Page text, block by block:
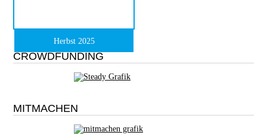
Herbst 2025
CROWDFUNDING
MITMACHEN